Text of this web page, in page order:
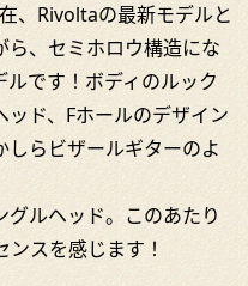
、Rivoltaの最新モデルと
ら、セミホロウ構造にな
です！ボディのルック
ド、Fホールのデザイン
しらビザールギターのよ
ルヘッド。このあたり
スを感じます！